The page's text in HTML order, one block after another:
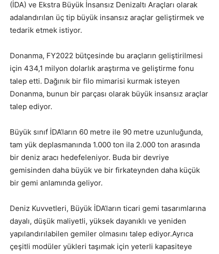
(İDA) ve Ekstra Büyük İnsansız Denizaltı Araçları olarak
adalandırılan üç tip büyük insansız araçlar geliştirmek ve
tedarik etmek istiyor.
Donanma, FY2022 bütçesinde bu araçların geliştirilmesi
için 434,1 milyon dolarlık araştırma ve geliştirme fonu
talep etti. Dağınık bir filo mimarisi kurmak isteyen
Donanma, bunun bir parçası olarak büyük insansız araçlar
talep ediyor.
Büyük sınıf İDA’ların 60 metre ile 90 metre uzunluğunda,
tam yük deplasmanında 1.000 ton ila 2.000 ton arasında
bir deniz aracı hedefeleniyor. Buda bir devriye
gemisinden daha büyük ve bir firkateynden daha küçük
bir gemi anlamında geliyor.
Deniz Kuvvetleri, Büyük İDA’ların ticari gemi tasarımlarına
dayalı, düşük maliyetli, yüksek dayanıklı ve yeniden
yapılandırılabilen gemiler olmasını talep ediyor.Ayrıca
çeşitli modüler yükleri taşımak için yeterli kapasiteye